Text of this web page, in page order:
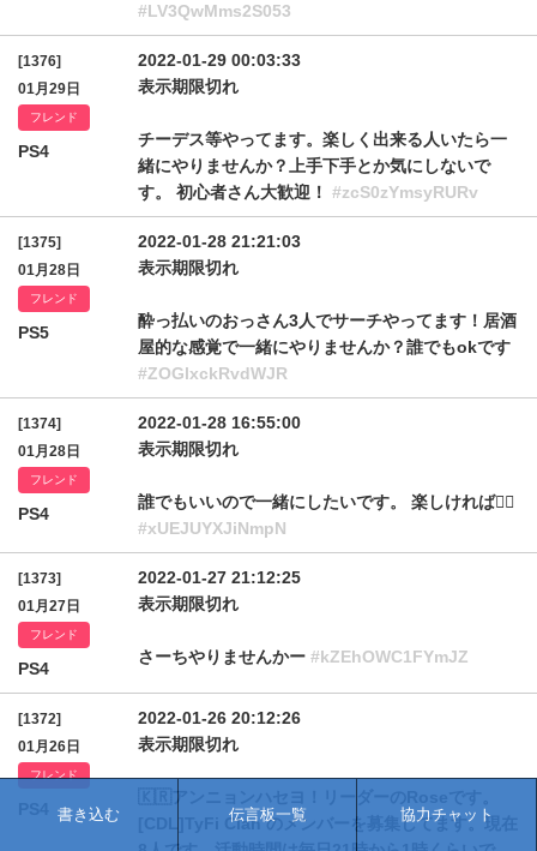
#LV3QwMms2S053
[1376]
01月29日
フレンド
PS4
2022-01-29 00:03:33
表示期限切れ
チーデス等やってます。楽しく出来る人いたら一
緒にやりませんか？上手下手とか気にしないで
す。 初心者さん大歓迎！ #zcS0zYmsyRURv
[1375]
01月28日
フレンド
PS5
2022-01-28 21:21:03
表示期限切れ
酔っ払いのおっさん3人でサーチやってます！居酒
屋的な感覚で一緒にやりませんか？誰でもokです
#ZOGlxckRvdWJR
[1374]
01月28日
フレンド
PS4
2022-01-28 16:55:00
表示期限切れ
誰でもいいので一緒にしたいです。 楽しければ🙆‍♂️
#xUEJUYXJiNmpN
[1373]
01月27日
フレンド
PS4
2022-01-27 21:12:25
表示期限切れ
さーちやりませんかー #kZEhOWC1FYmJZ
[1372]
01月26日
フレンド
2022-01-26 20:12:26
表示期限切れ
[CDL]TyFi Clan のメンバーを募集してます。現在
書き込む 伝言板一覧 協力チャット